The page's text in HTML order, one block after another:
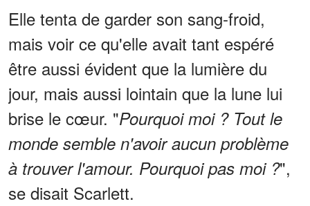
Elle tenta de garder son sang-froid,
mais voir ce qu'elle avait tant espéré
être aussi évident que la lumière du
jour, mais aussi lointain que la lune lui
brise le cœur. "Pourquoi moi ? Tout le
monde semble n'avoir aucun problème
à trouver l'amour. Pourquoi pas moi ?",
se disait Scarlett.